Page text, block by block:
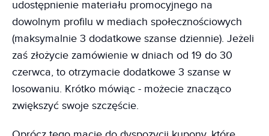
udostępnienie materiału promocyjnego na
dowolnym profilu w mediach społecznościowych
(maksymalnie 3 dodatkowe szanse dziennie). Jeżeli
zaś złożycie zamówienie w dniach od 19 do 30
czerwca, to otrzymacie dodatkowe 3 szanse w
losowaniu. Krótko mówiąc - możecie znacząco
zwiększyć swoje szczęście.